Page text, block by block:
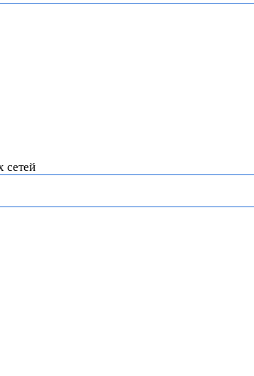
сетей